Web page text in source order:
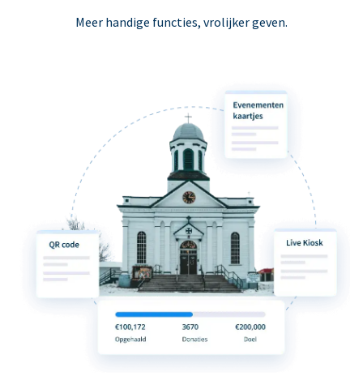
Meer handige functies, vrolijker geven.